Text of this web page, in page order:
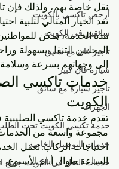
أرخص تاكسي بالكويت
سائقين في الكويت
تأجير فان مع سايق
سيارة فان كبير
تأجير سيارة مع سائق
الجهراء
خدمة تكسي الكويت تحت
خدمات التوصيل الخاصة
خدمات النقل في الكويت جميع
نقل خاصة بهم، ولذلك فإن
تعد الخيار المثالي لتلبية
هذه الخدمة، يمكن
المحليين التنقل بسهولة
إلى وجهاتهم بسرعة وسلامة.
خدمات تاكسي
الكويت
تقدم خدمة تاكسي
مجموعة واسعة من الخدمات
احتياجات الركاب. تعمل
الساعة طوال أيام